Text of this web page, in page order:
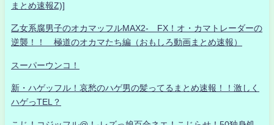
まとめ速報Z)]
乙女系腐男子のオカマッフルMAX2- FX！オ・カマトレーダーの
逆襲！！ 極道のオカマたち編（おもしろ動画まとめ速報）
スーパーウンコ！
新・ハゲッフル！哀愁のハゲ男の髪ってるまとめ速報！！激しく
ハゲっTEL？